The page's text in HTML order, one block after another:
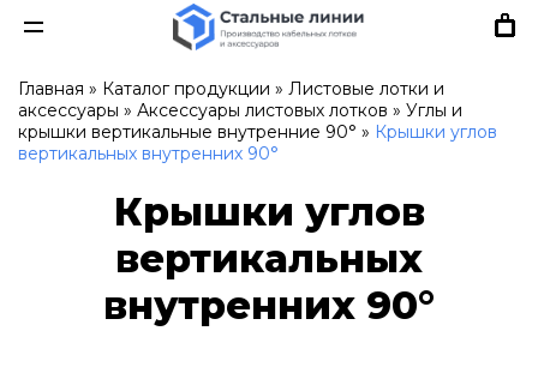
Главная » Каталог продукции » Листовые лотки и
аксессуары » Аксессуары листовых лотков » Углы и
крышки вертикальные внутренние 90° » Крышки углов
вертикальных внутренних 90°
Крышки углов
вертикальных
внутренних 90°